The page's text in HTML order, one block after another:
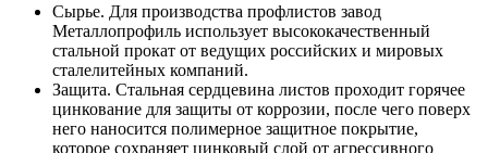
Сырье. Для производства профлистов завод
Металлопрофиль использует высококачественный
стальной прокат от ведущих российских и мировых
сталелитейных компаний.
Защита. Стальная сердцевина листов проходит горячее
цинкование для защиты от коррозии, после чего поверх
него наносится полимерное защитное покрытие,
которое сохраняет цинковый слой от агрессивного